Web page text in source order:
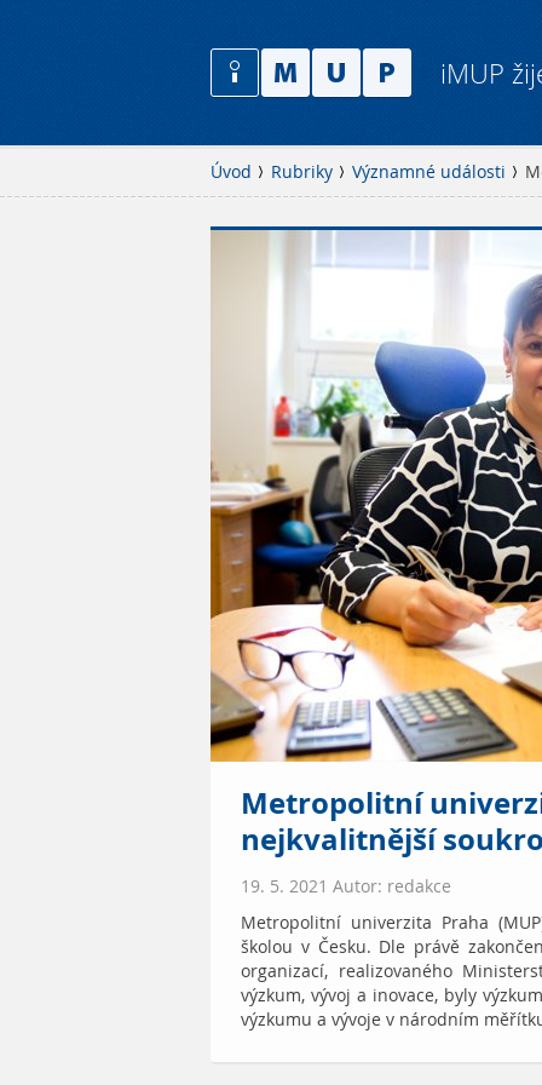
iMUP
Úvod Rubriky Významné události
Metropolitní
nejkvalitnější
19. 5. 2021 Autor: redakce
Metropolitní univerzita Praha
školou v Česku. Dle právě
organizací, realizovaného
výzkum, vývoj a inovace, byly
výzkumu a vývoje v národním